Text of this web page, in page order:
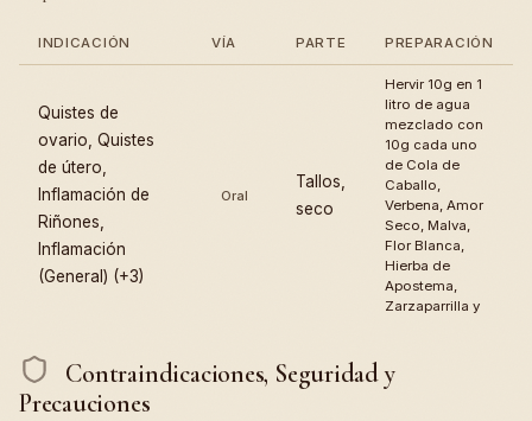
INDICACIÓN VÍA PARTE PREPARACIÓN
Quistes de
ovario, Quistes
de útero,
Inflamación de
Riñones,
Inflamación
(General) (+3)
Oral
Tallos,
seco
Hervir 10g en 1
litro de agua
mezclado con
10g cada uno
de Cola de
Caballo,
Verbena, Amor
Seco, Malva,
Flor Blanca,
Hierba de
Apostema,
Zarzaparrilla y
Contraindicaciones, Seguridad y
Precauciones